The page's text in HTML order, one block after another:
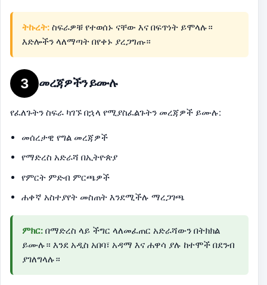
ትኩረት: ስፍራዎቹ የተወሰኑ ናቸው እና በፍጥነት ይሞላሉ።
እድሎችን ላለማጣት በየቀኑ ያረጋግጡ።
3 መረጃዎችን ይሙሉ
የፈለጉትን ስፍራ ካገኙ በኋላ የሚያስፈልጉትን መረጃዎች ይሙሉ:
መሰረታዊ የግል መረጃዎች
የማድረስ አድራሻ በኢትዮጵያ
የምርት ምድብ ምርጫዎች
ሐቀኛ አስተያየት መስጠት እንደሚችሉ ማረጋገጫ
ምክር: በማድረስ ላይ ችግር ላለመፈጠር አድራሻውን በትክክል
ይሙሉ። እንደ አዲስ አበባ፣ አዳማ እና ሐዋሳ ያሉ ከተሞች በደንብ
ያገለግላሉ።